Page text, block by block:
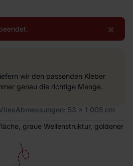
×
wir den passenden Kleber
genau die richtige Menge.
Abmessungen: 53 x 1 005 cm
graue Wellenstruktur, goldener